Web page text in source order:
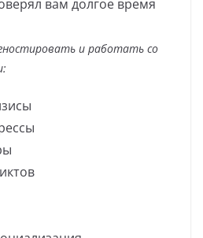
вам долгое время
и работать со